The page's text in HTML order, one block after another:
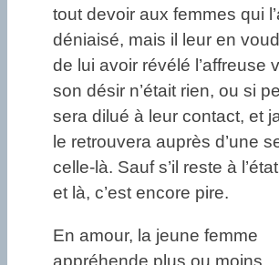
tout devoir aux femmes qui
déniaisé, mais il leur en
de lui avoir révélé l’affreuse
son désir n’était rien, ou si
sera dilué à leur contact, et
le retrouvera auprès d’une
celle-là. Sauf s’il reste à
et là, c’est encore pire.
En amour, la jeune femme